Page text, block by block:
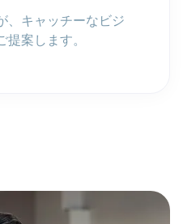
、キャッチーなビジ
提案します。